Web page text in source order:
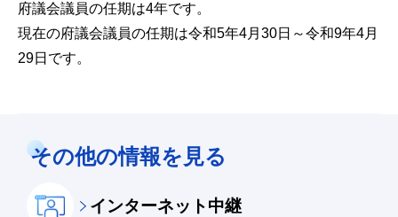
府議会議員の任期は4年です。
現在の府議会議員の任期は令和5年4月30日～令和9年4月
29日です。
その他の情報を見る
インターネット中継